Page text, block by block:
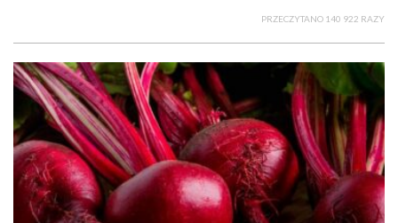
PRZECZYTANO 140 922 RAZY